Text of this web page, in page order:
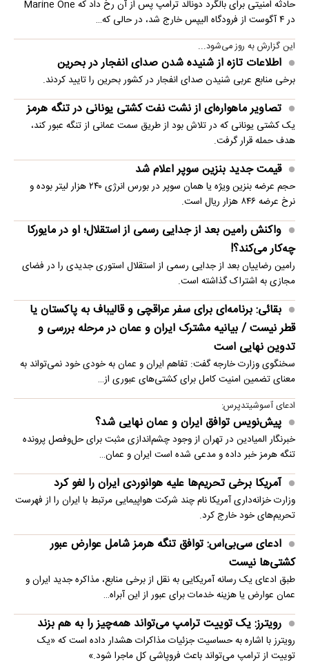
حادثه امنیتی برای بالگرد دونالد ترامپ پس از آن رخ داد که Marine One
در ۴ آگوست از فرودگاه الیپس خارج شد، در حالی که…
این گزارش به روز می‌شود...
اطلاعات تازه از شنیده شدن صدای انفجار در بحرین
برخی منابع عربی شنیدن صدای انفجار در کشور بحرین را تایید کردند.
تصاویر ماهواره‌ای از نشت نفت کشتی یونانی در تنگه هرمز
یک کشتی یونانی که در تلاش بود از طریق سمت عمانی از تنگه عبور کند،
هدف حمله قرار گرفت.
قیمت جدید بنزین سوپر اعلام شد
حجم عرضه بنزین ویژه یا همان سوپر در بورس انرژی ۲۴۰ هزار لیتر بوده و
نرخ عرضه ۸۴۶ هزار ریال است.
واکنش رامین بعد از جدایی رسمی از استقلال؛ او در مایورکا
چه‌کار می‌کند؟!
رامین رضاییان بعد از جدایی رسمی از استقلال استوری جدیدی را در فضای
مجازی به اشتراک گذاشته است.
بقائی: برنامه‌ای برای سفر عراقچی و قالیباف به پاکستان یا
قطر نیست / بیانیه مشترک ایران و عمان در مرحله بررسی و
تدوین نهایی است
سخنگوی وزارت خارجه گفت: تفاهم ایران و عمان به خودی خود نمی‌تواند به
معنای تضمین امنیت کامل برای کشتی‌های عبوری از…
ادعای آسوشیتدپرس:
پیش‌نویس توافق ایران و عمان نهایی شد؟
خبرنگار المیادین در تهران از وجود چشم‌اندازی مثبت برای حل‌وفصل پرونده
تنگه هرمز خبر داده و مدعی شده است ایران و عمان…
آمریکا برخی تحریم‌ها علیه هوانوردی ایران را لغو کرد
وزارت خزانه‌داری آمریکا نام چند شرکت هواپیمایی مرتبط با ایران را از فهرست
تحریم‌های خود خارج کرد.
ادعای سی‌بی‌اس: توافق تنگه هرمز شامل عوارض عبور
کشتی‌ها نیست
طبق ادعای یک رسانه آمریکایی به نقل از برخی منابع، مذاکره جدید ایران و
عمان عوارض یا هزینه خدمات برای عبور از این آبراه…
رویترز: یک توییت ترامپ می‌تواند همه‌چیز را به هم بزند
رویترز با اشاره به حساسیت جزئیات مذاکرات هشدار داده است که «یک
توییت از ترامپ می‌تواند باعث فروپاشی کل ماجرا شود.»